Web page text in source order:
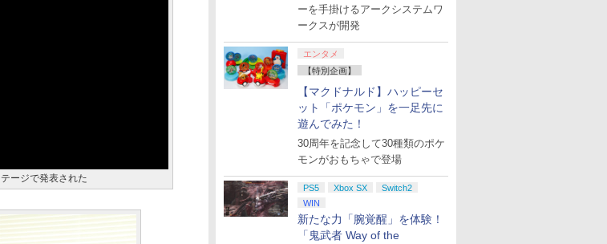
ーを手掛けるアークシステムワ
ークスが開発
エンタメ
【特別企画】
【マクドナルド】ハッピーセ
ット「ポケモン」を一足先に
遊んでみた！
30周年を記念して30種類のポケ
モンがおもちゃで登場
PS5 Xbox SX
Switch2
WIN
新たな力「腕覚醒」を体験！
「鬼武者 Way of the
ージで発表された